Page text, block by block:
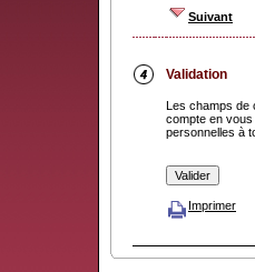
Suivant
Validation
Les champs de
compte en
personnelles à
Imprimer